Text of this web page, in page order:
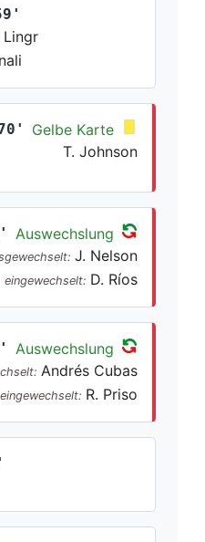
Lingr
Gelbe Karte
T. Johnson
Auswechslung
J. Nelson
eingewechselt: D. Ríos
Auswechslung
Andrés Cubas
eingewechselt: R. Priso